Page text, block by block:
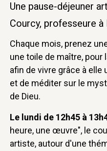
Une pause-déjeuner
Courcy, professeure
Chaque mois, prenez
une toile de maître, pour
afin de vivre grâce à
et de méditer sur le
de Dieu.
Le lundi de 12h45 à
heure, une œuvre", le
artiste, autour d'une